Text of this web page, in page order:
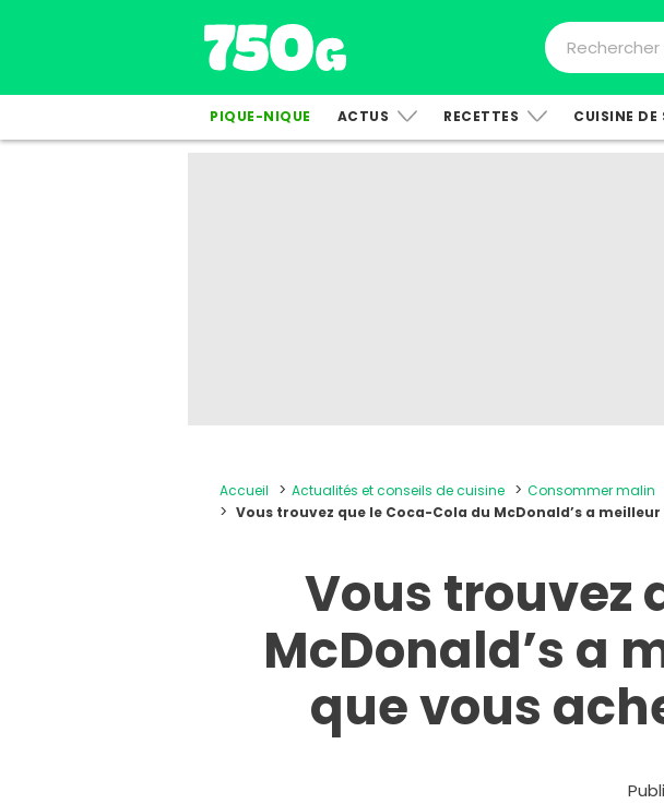
PIQUE-NIQUE ACTUS RECETTES CUISINE DE
Accueil Actualités et conseils de cuisine
Consommer malin
Vous trouvez que le Coca-Cola du McDonald’s a
Vous trouvez
McDonald’s a
que vous